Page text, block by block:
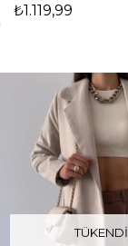
₺1.119,99
TÜKENDI